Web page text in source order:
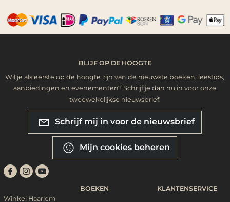
BLIJF OP DE HOOGTE
Wil je als eerste op de hoogte zijn van de nieuwste boeken, leestips,
aanbiedingen en evenementen? Schrijf je dan nu in voor onze
tweewekelijkse nieuwsbrief.
Schrijf mij in voor de nieuwsbrief
Mijn cookies beheren
Winkel Haarlem
BOEKEN KLANTENSERVICE